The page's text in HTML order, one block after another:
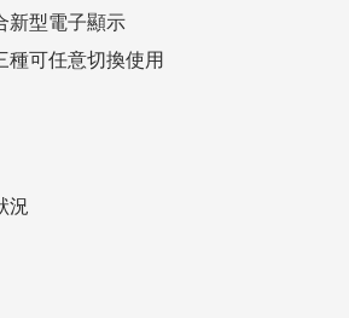
新型電子顯示
種可任意切換使用
況